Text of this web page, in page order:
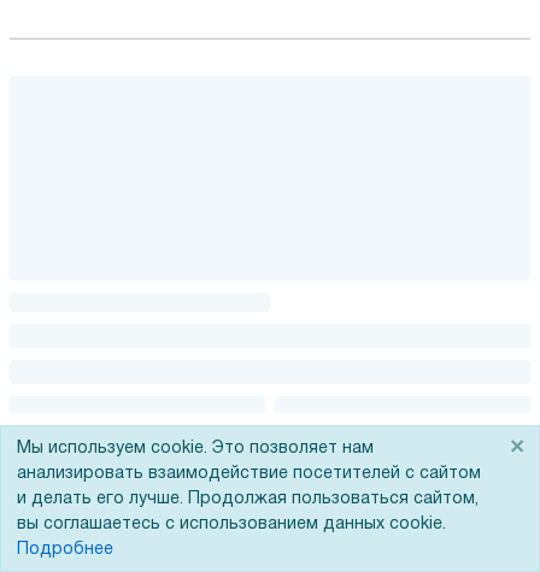
Мы используем cookie. Это позволяет нам
анализировать взаимодействие посетителей с сайтом
и делать его лучше. Продолжая пользоваться сайтом,
вы соглашаетесь с использованием данных cookie.
Подробнее
×